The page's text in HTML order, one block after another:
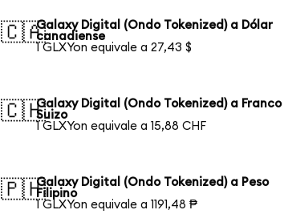
🇨🇦Galaxy Digital (Ondo Tokenized) a Dólar
canadiense
1 GLXYon equivale a 27,43 $
🇨🇭Galaxy Digital (Ondo Tokenized) a Franco
Suizo
1 GLXYon equivale a 15,88 CHF
🇵🇭Galaxy Digital (Ondo Tokenized) a Peso
Filipino
1 GLXYon equivale a 1191,48 ₱